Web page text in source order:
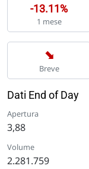
-13.11%
1 mese
➡
Breve
Dati End of Day
Apertura
3,88
Volume
2.281.759